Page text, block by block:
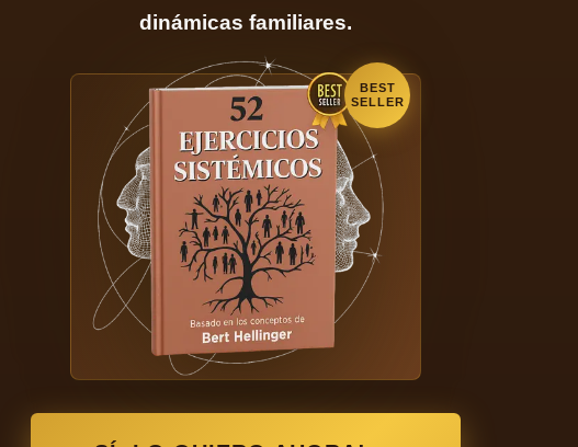
dinámicas familiares.
BEST
SELLER